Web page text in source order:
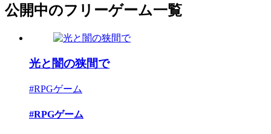
公開中のフリーゲーム一覧
光と闇の狭間で
#RPGゲーム
#RPGゲーム